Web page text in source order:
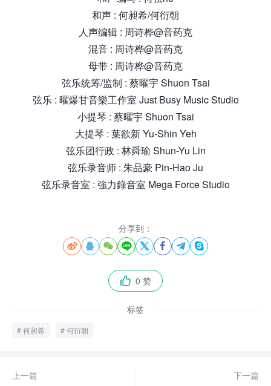
和声 : 何昶希/何衍朝
人声编辑 : 周诗桦@音药克
混音 : 周诗桦@音药克
母带 : 周诗桦@音药克
弦乐统筹/监制 : 蔡曜宇 Shuon Tsai
弦乐 : 曜爆甘音樂工作室 Just Busy Music Studio
小提琴 : 蔡曜宇 Shuon Tsai
大提琴 : 葉欲新 Yu-Shin Yeh
弦乐团行政 : 林舜瑜 Shun-Yu Lin
弦乐录音师 : 朱品豪 Pin-Hao Ju
弦乐录音室 : 強力錄音室 Mega Force Studio
分享到：
       
 0 赞
标签
何昶希 何衍朝
上一篇
下一篇